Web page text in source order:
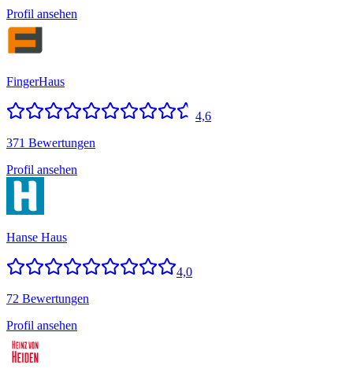
Profil ansehen
FingerHaus
4,6
371 Bewertungen
Profil ansehen
Hanse Haus
4,0
72 Bewertungen
Profil ansehen